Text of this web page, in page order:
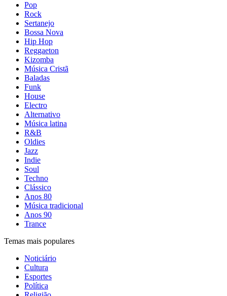
Pop
Rock
Sertanejo
Bossa Nova
Hip Hop
Reggaeton
Kizomba
Música Cristã
Baladas
Funk
House
Electro
Alternativo
Música latina
R&B
Oldies
Jazz
Indie
Soul
Techno
Clássico
Anos 80
Música tradicional
Anos 90
Trance
Temas mais populares
Noticiário
Cultura
Esportes
Política